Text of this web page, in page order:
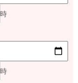
時
時